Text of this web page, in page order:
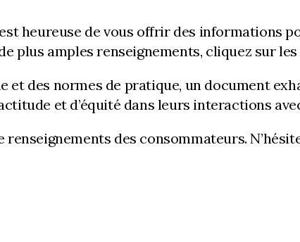
heureuse de vous offrir des informations
plus amples renseignements, cliquez sur
et des normes de pratique, un document
et d’équité dans leurs interactions
des consommateurs.